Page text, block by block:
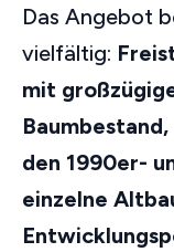
Das Angebot
vielfältig:
mit
den 1990er-
einzelne